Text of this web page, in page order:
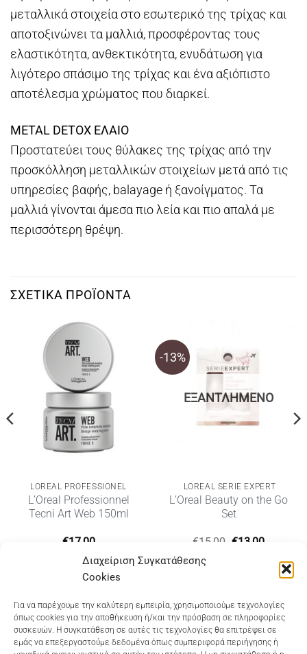
Διαχείριση Συγκατάθεσης
Cookies
Για να παρέχουμε την καλύτερη εμπειρία, χρησιμοποιούμε τεχνολογίες
όπως cookies για την αποθήκευση ή/και την πρόσβαση σε πληροφορίες
συσκευών. Η συγκατάθεση σε αυτές τις τεχνολογίες θα επιτρέψει σε
εμάς να επεξεργαστούμε δεδομένα όπως συμπεριφορά περιήγησης ή
μεταλλικά στοιχεία στο εσωτερικό της τρίχας και
αποτοξινώνει τα μαλλιά, προσφέροντας τους
ελαστικότητα, ανθεκτικότητα, ενυδάτωση για
λιγότερο σπάσιμο της τρίχας και ένα αξιόπιστο
αποτέλεσμα χρώματος που διαρκεί.
METAL DETOX ΕΛΑΙΟ
Προστατεύει τους θύλακες της τρίχας από την
προσκόλληση μεταλλικών στοιχείων μετά από τις
υπηρεσίες βαφής, balayage ή ξανοίγματος. Τα
μαλλιά γίνονται άμεσα πιο λεία και πιο απαλά με
περισσότερη θρέψη.
ΣΧΕΤΙΚΆ ΠΡΟΪΌΝΤΑ
LOREAL PROFESSIONEL
L’Oreal Professionnel
Tecni Art Web 150ml
€17,00
-13%
ΕΞΑΝΤΛΗΜΈΝΟ
LOREAL SERIE EXPERT
L’Oreal Beauty on the Go
Set
€15,00 Original
€13,00Η
τιμή
είναι:
€13,00.
Dioni Hair Care, Ζυμβρακάκηδων 33, τηλ 28210
91906
Dioni Hair Spa, Κ. Σφακιανάκη 5, τηλ 28210 94712